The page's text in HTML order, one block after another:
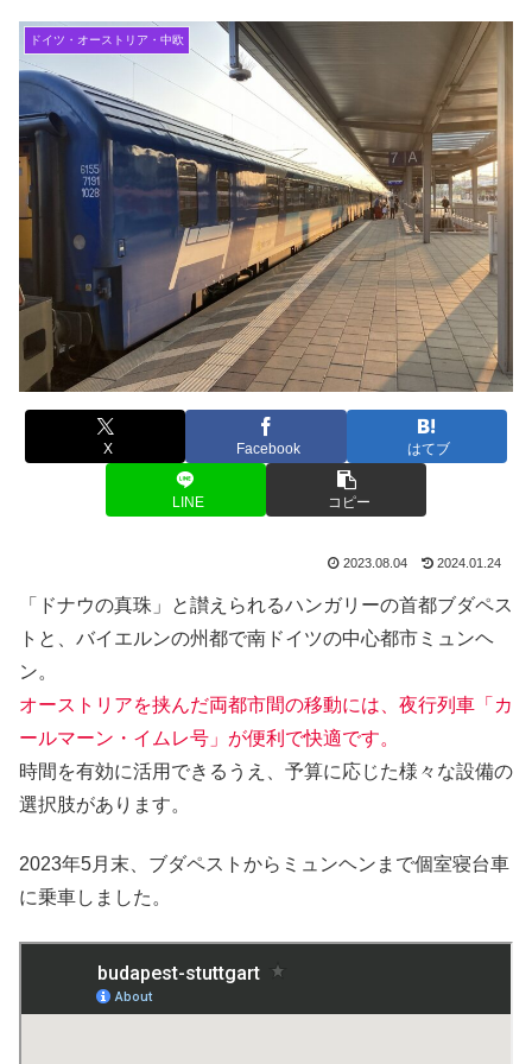
ドイツ・オーストリア・中欧
X Facebook はてブ
LINE コピー
2023.08.04 2024.01.24
「ドナウの真珠」と讃えられるハンガリーの首都ブダペス
トと、バイエルンの州都で南ドイツの中心都市ミュンヘ
ン。
オーストリアを挟んだ両都市間の移動には、夜行列車「カ
ールマーン・イムレ号」が便利で快適です。
時間を有効に活用できるうえ、予算に応じた様々な設備の
選択肢があります。
2023年5月末、ブダペストからミュンヘンまで個室寝台車
に乗車しました。